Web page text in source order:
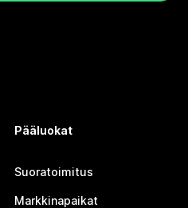
Pääluokat
Suoratoimitus
Markkinapaikat